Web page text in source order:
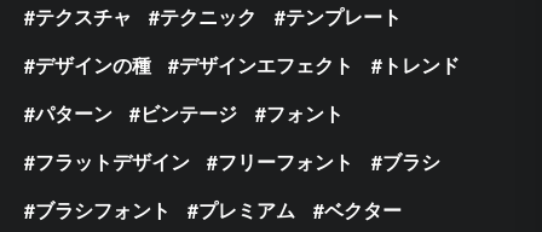
テクスチャ
テクニック
テンプレート
デザインの種
デザインエフェクト
トレンド
パターン
ビンテージ
フォント
フラットデザイン
フリーフォント
ブラシ
ブラシフォント
プレミアム
ベクター